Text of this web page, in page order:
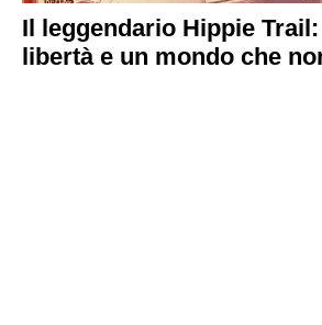
Il leggendario Hippie
libertà e un mondo che